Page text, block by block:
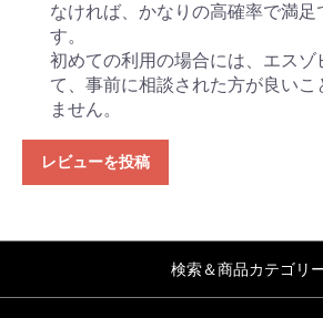
なければ、かなりの高確率で満足
す。
初めての利用の場合には、エスゾ
て、事前に相談された方が良い
ません。
レビューを投稿
検索＆商品カテゴリ